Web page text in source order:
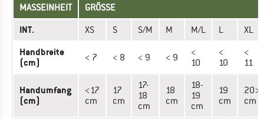
MASSEINHEIT GRÖSSE
INT. XS S S/M M M/L L XL
Handbreite
(cm)
< 7 < 8 < 9 < 9
<
10
<
10
<
11
Handumfang
(cm)
<17
cm
17
cm
17-
18
cm
18
cm
18-
19
cm
19
cm
20>
cm